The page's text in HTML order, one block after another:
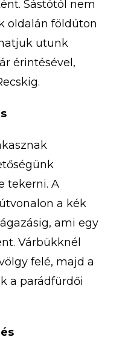
Sástótól nem
oldalán földúton
utunk
érintésével,
tekerni. A
a kék
ami egy
Várbükknél
felé, majd a
a parádfürdői